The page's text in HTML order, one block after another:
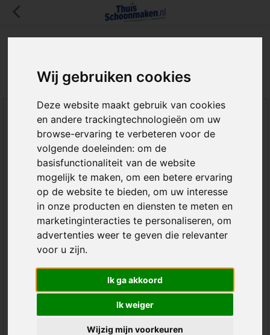
Wij gebruiken cookies
Deze website maakt gebruik van cookies
en andere trackingtechnologieën om uw
browse-ervaring te verbeteren voor de
volgende doeleinden:om de
basisfunctionaliteit van de website
mogelijk te maken,om een betere ervaring
op de website te bieden,om uw interesse
in onze producten en diensten te meten en
marketinginteracties te personaliseren,om
advertenties weer te geven die relevanter
voor u zijn.
Ik ga akkoord
Ik weiger
Wijzig mijn voorkeuren
Greenspeed
Stofverwijderingsset
-8%
SALE
De Greenspeed
stofverwijderingsset voor in
Schoonmaakset
Compleet
SALE
De schoonmaakset voor uw
hele huis!
536,55 € 475,-